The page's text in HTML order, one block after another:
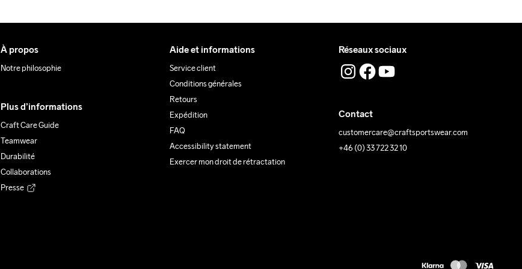
À propos
Notre philosophie
Plus d’informations
Craft Care Guide
Teamwear
Durabilité
Collaborations
Presse
Aide et informations
Service client
Conditions générales
Retours
Expédition
FAQ
Accessibility statement
Exercer mon droit de rétractation
Réseaux sociaux
Contact
customercare@craftsportswear.com
+46 (0) 33 722 32 10